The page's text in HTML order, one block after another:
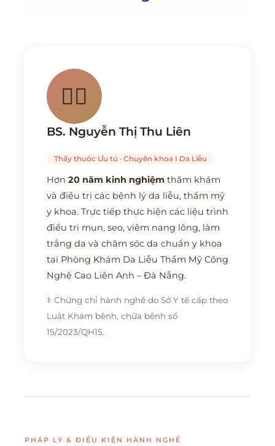
👩‍⚕️
BS. Nguyễn Thị Thu Liên
Thầy thuốc Ưu tú · Chuyên khoa I Da Liễu
Hơn 20 năm kinh nghiệm thăm khám
và điều trị các bệnh lý da liễu, thẩm mỹ
y khoa. Trực tiếp thực hiện các liệu trình
điều trị mụn, sẹo, viêm nang lông, làm
trắng da và chăm sóc da chuẩn y khoa
tại Phòng Khám Da Liễu Thẩm Mỹ Công
Nghệ Cao Liên Anh – Đà Nẵng.
⚕️ Chứng chỉ hành nghề do Sở Y tế cấp theo
Luật Khám bệnh, chữa bệnh số
15/2023/QH15.
PHÁP LÝ & ĐIỀU KIỆN HÀNH NGHỀ